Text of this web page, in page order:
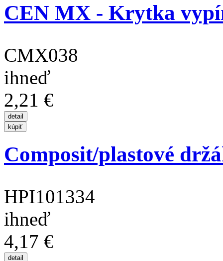
CEN MX - Krytka
CMX038
ihneď
2,21 €
Composit/plastové
HPI101334
ihneď
4,17 €